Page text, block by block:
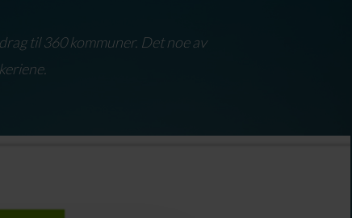
til 360 kommuner. Det noe av